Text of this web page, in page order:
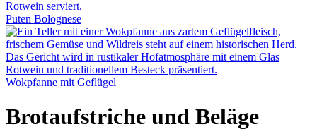
Puten Bolognese
Wokpfanne mit Geflügel
Brotaufstriche und Beläge